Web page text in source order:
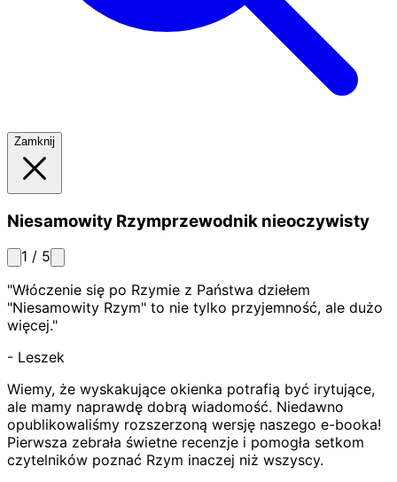
Zamknij
Niesamowity Rzymprzewodnik nieoczywisty
1 / 5
"Włóczenie się po Rzymie z Państwa dziełem
"Niesamowity Rzym" to nie tylko przyjemność, ale dużo
więcej."
- Leszek
Wiemy, że wyskakujące okienka potrafią być irytujące,
ale mamy naprawdę dobrą wiadomość. Niedawno
opublikowaliśmy rozszerzoną wersję naszego e-booka!
Pierwsza zebrała świetne recenzje i pomogła setkom
czytelników poznać Rzym inaczej niż wszyscy.